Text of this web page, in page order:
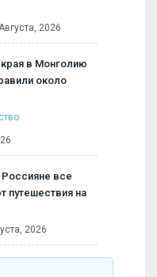
2026
в Монголию
около
все
путешествия на
2026